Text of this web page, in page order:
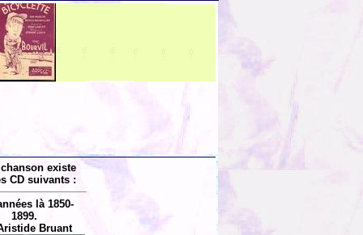
existe
CD suivants :
là 1850-
1899.
Bruant